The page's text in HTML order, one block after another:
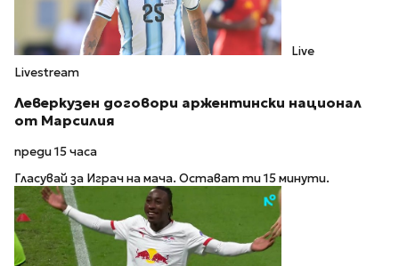
Live
Livestream
Леверкузен договори аржентински национал
от Марсилия
преди 15 часа
Гласувай за Играч на мача. Остават ти 15 минути.